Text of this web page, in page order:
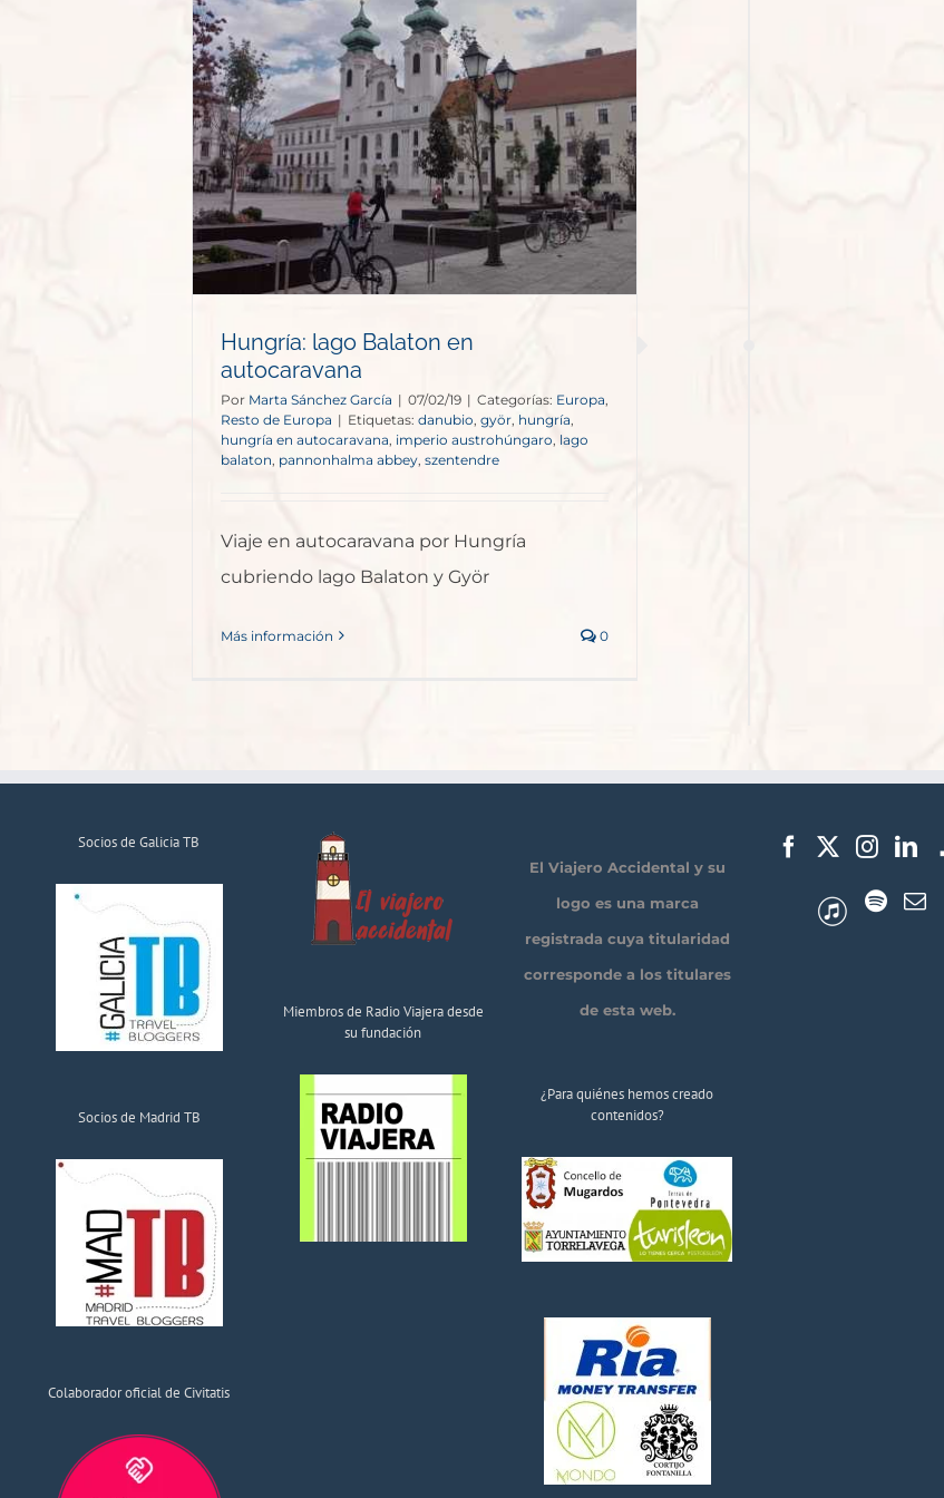
Hungría: lago Balaton en
autocaravana
Por Marta Sánchez García | 07/02/19 | Categorías: Europa
Resto de Europa | Etiquetas: danubio györ, hungría
hungría en autocaravana imperio austrohúngaro lago
balaton pannonhalma abbey szentendre
Viaje en autocaravana por Hungría
cubriendo lago Balaton y Györ
Más información 0
Socios de Galicia TB
Socios de Madrid TB
Colaborador oficial de Civitatis
Miembros de Radio Viajera desde
su fundación
El Viajero Accidental y su
logo es una marca
registrada cuya titularidad
corresponde a los titulares
de esta web.
¿Para quiénes hemos creado
contenidos?